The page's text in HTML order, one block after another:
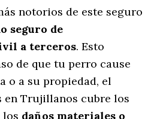
notorios de este seguro
seguro de
a terceros. Esto
de que tu perro cause
o a su propiedad, el
en Trujillanos cubre los
los daños materiales o